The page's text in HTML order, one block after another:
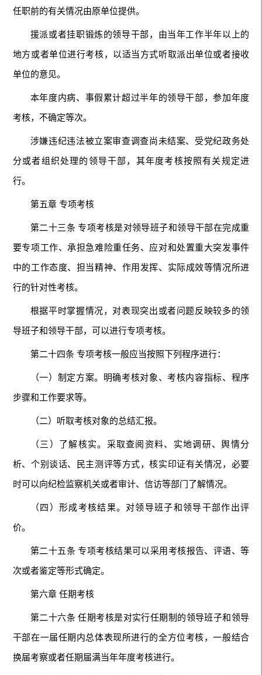
任职前的有关情况由原单位提供。
援派或者挂职锻炼的领导干部，由当年工作半年以上的
地方或者单位进行考核，以适当方式听取派出单位或者接收
单位的意见。
本年度内病、事假累计超过半年的领导干部，参加年度
考核，不确定等次。
涉嫌违纪违法被立案审查调查尚未结案、受党纪政务处
分或者组织处理的领导干部，其年度考核按照有关规定进
行。
第五章 专项考核
第二十三条 专项考核是对领导班子和领导干部在完成重
要专项工作、承担急难险重任务、应对和处置重大突发事件
中的工作态度、担当精神、作用发挥、实际成效等情况所进
行的针对性考核。
根据平时掌握情况，对表现突出或者问题反映较多的领
导班子和领导干部，可以进行专项考核。
第二十四条 专项考核一般应当按照下列程序进行：
（一）制定方案。明确考核对象、考核内容指标、程序
步骤和工作要求等。
（二）听取考核对象的总结汇报。
（三）了解核实。采取查阅资料、实地调研、舆情分
析、个别谈话、民主测评等方式，核实印证有关情况，必要
时可以向纪检监察机关或者审计、信访等部门了解情况。
（四）形成考核结果。对领导班子和领导干部作出评
价。
第二十五条 专项考核结果可以采用考核报告、评语、等
次或者鉴定等形式确定。
第六章 任期考核
第二十六条 任期考核是对实行任期制的领导班子和领导
干部在一届任期内总体表现所进行的全方位考核，一般结合
换届考察或者任期届满当年年度考核进行。